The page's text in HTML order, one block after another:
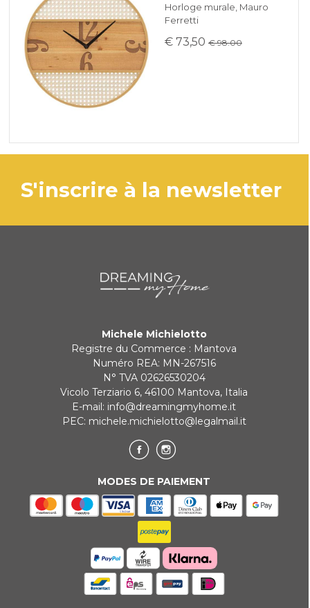
Horloge murale, Mauro
Ferretti
€ 73,50 € 98.00
s'inscrire à la newsletter
Michele Michielotto
Registre du Commerce : Mantova
Numéro REA: MN-267516
N° TVA 02626530204
Vicolo Terziario 6, 46100 Mantova, Italia
E-mail: info@dreamingmyhome.it
PEC: michele.michielotto@legalmail.it
MODES DE PAIEMENT